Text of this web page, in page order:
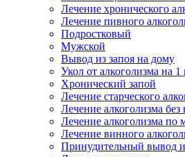
Лечение хронического
Лечение пивного
Подростковый
Мужской
Вывод из запоя на дому
Укол от алкоголизма на 1
Хронический запой
Лечение старческого
Лечение алкоголизма без
Лечение алкоголизма по
Лечение винного
Принудительный вывод